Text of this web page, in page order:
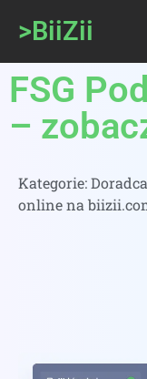
>BiiZii
FSG
–
Kategorie:
online na